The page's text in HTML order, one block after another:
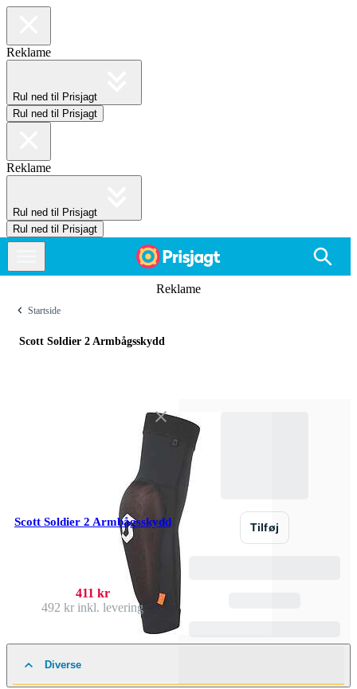
Reklame
Rul ned til Prisjagt
Rul ned til Prisjagt
Reklame
Rul ned til Prisjagt
Rul ned til Prisjagt
Reklame
Startside
Scott Soldier 2 Armbågsskydd
Scott Soldier 2 Armbågsskydd
411 kr
492 kr inkl. levering
Tilføj
Diverse